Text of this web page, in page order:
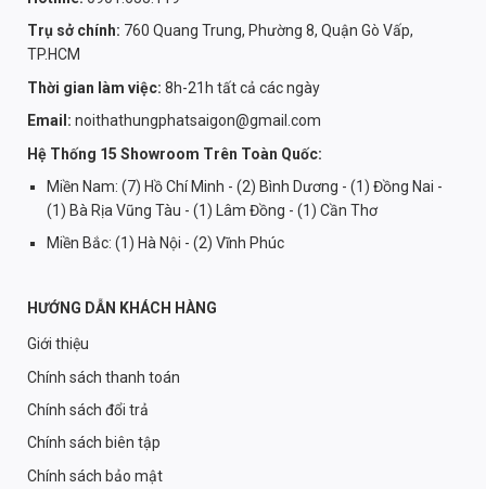
Trụ sở chính: 760 Quang Trung, Phường 8, Quận Gò Vấp,
TP.HCM
Thời gian làm việc: 8h-21h tất cả các ngày
Email: noithathungphatsaigon@gmail.com
Hệ Thống 15 Showroom Trên Toàn Quốc:
Miền Nam: (7) Hồ Chí Minh - (2) Bình Dương - (1) Đồng Nai -
(1) Bà Rịa Vũng Tàu - (1) Lâm Đồng - (1) Cần Thơ
Miền Bắc: (1) Hà Nội - (2) Vĩnh Phúc
HƯỚNG DẪN KHÁCH HÀNG
Giới thiệu
Chính sách thanh toán
Chính sách đổi trả
Chính sách biên tập
Chính sách bảo mật